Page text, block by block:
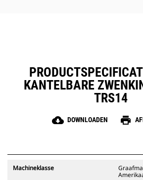
KANTELBARE
TRS14
cloud_download DOWNLOADEN print
Machineklasse